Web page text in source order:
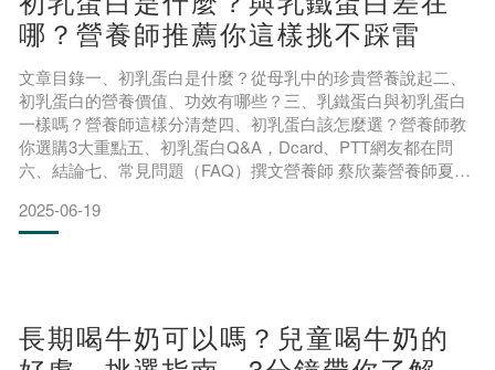
哪？營養師推薦你這樣挑不踩雷
文章目錄一、初乳蛋白是什麼？從母乳中的珍貴營養說起二、
初乳蛋白的營養價值、功效有哪些？三、乳鐵蛋白與初乳蛋白
一樣嗎？營養師這樣分清楚四、初乳蛋白該怎麼選？營養師教
你選購3大重點五、初乳蛋白Q&A，Dcard、PTT網友都在問
六、結論七、常見問題（FAQ）撰文營養師 蔡欣蓁營養師夏天
差大就容易引起寶寶感冒；冬天是病毒活躍高峰期，一個不注
意寶寶就開始發燒、打噴嚏；季節交替之際，寶寶免疫力相對
2025-06-19
長期喝牛奶可以嗎？兒童喝牛奶的